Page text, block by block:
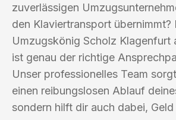
zuverlässigen
den Klaviertransport übernimmt?
Umzugskönig Scholz Klagenfurt
ist genau der richtige
Unser professionelles Team
einen reibungslosen Ablauf
sondern hilft dir auch dabei, Geld